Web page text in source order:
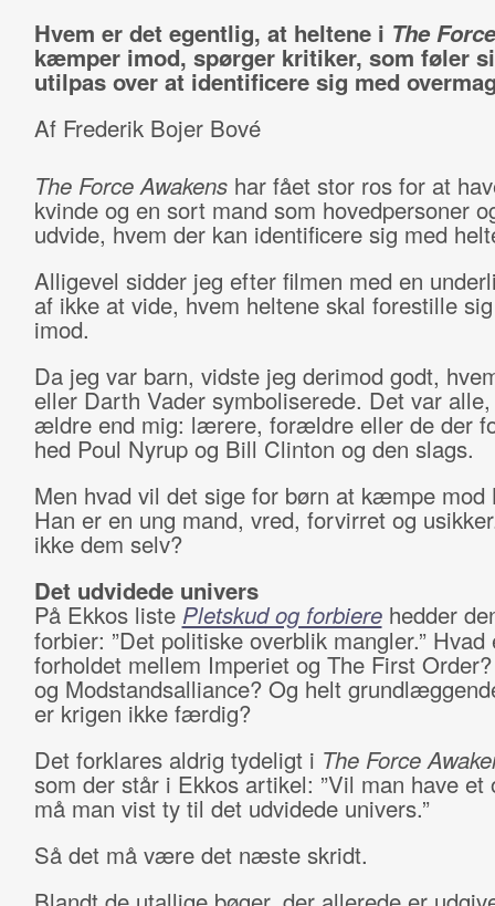
Hvem er det egentlig, at heltene i The
kæmper imod, spørger kritiker, som føler
utilpas over at identificere sig med
Af Frederik Bojer Bové
The Force Awakenshar fået stor ros for at
kvinde og en sort mand som hovedpersoner
udvide, hvem der kan identificere sig med
Alligevel sidder jeg efter filmen med en
af ikke at vide, hvem heltene skal forestille
imod.
Da jeg var barn, vidste jeg derimod godt,
eller Darth Vader symboliserede. Det var
ældre end mig: lærere, forældre eller de der
hed Poul Nyrup og Bill Clinton og den slags.
Men hvad vil det sige for børn at kæmpe mod
Han er en ung mand, vred, forvirret og
ikke dem selv?
Det udvidede univers
På Ekkos liste Pletskud og forbierehedder
forbier: ”Det politiske overblik mangler.” Hvad
forholdet mellem Imperiet og The First
og Modstandsalliance? Og helt
er krigen ikke færdig?
Det forklares aldrig tydeligt i The Force
som der står i Ekkos artikel: ”Vil man have et
må man vist ty til det udvidede univers.”
Så det må være det næste skridt.